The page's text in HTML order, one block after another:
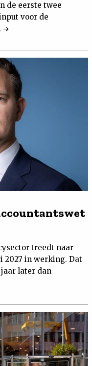
de eerste twee
voor de
treedt naar
2027 in werking. Dat
later dan